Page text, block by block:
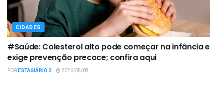
CIDADES
#Saúde: Colesterol alto pode começar na infância e
exige prevenção precoce; confira aqui
PORESTAGIÁRIO 2 2026/08/08